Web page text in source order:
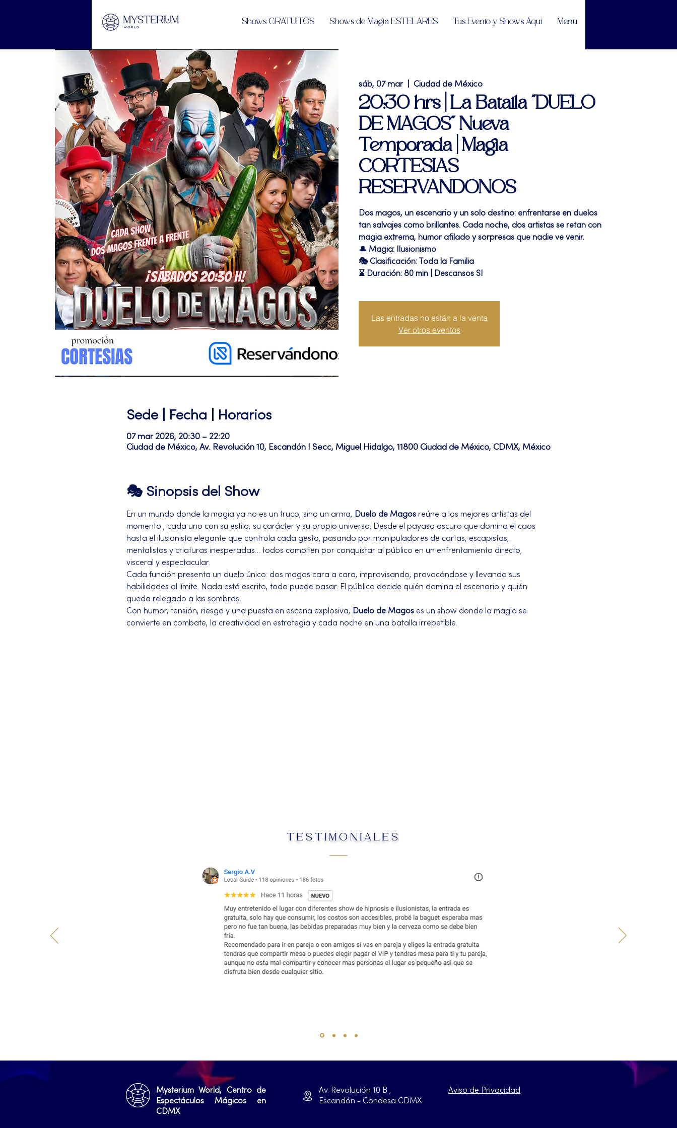
Shows GRATUITOS Shows de Magia ESTELARES Tus Evento y Shows Aquí Menú
sáb, 07 mar
  |
Ciudad de México
20:30 hrs | La Batalla "DUELO
DE MAGOS" Nueva
Temporada | Magia
CORTESIAS
RESERVANDONOS
Dos magos, un escenario y un solo destino: enfrentarse en duelos
tan salvajes como brillantes. Cada noche, dos artistas se retan con
magia extrema, humor afilado y sorpresas que nadie ve venir.
🎩 Magia: Ilusionismo
🎭 Clasificación: Toda la Familia
⌛ Duración: 80 min | Descansos SI
Las entradas no están a la venta
Ver otros eventos
Sede | Fecha | Horarios
07 mar 2026, 20:30 – 22:20
Ciudad de México, Av. Revolución 10, Escandón I Secc, Miguel Hidalgo, 11800 Ciudad de México, CDMX, México
🎭 Sinopsis del Show
En un mundo donde la magia ya no es un truco, sino un arma, Duelo de Magos reúne a los mejores artistas del
momento , cada uno con su estilo, su carácter y su propio universo. Desde el payaso oscuro que domina el caos
hasta el ilusionista elegante que controla cada gesto, pasando por manipuladores de cartas, escapistas,
mentalistas y criaturas inesperadas… todos compiten por conquistar al público en un enfrentamiento directo,
visceral y espectacular.
Cada función presenta un duelo único: dos magos cara a cara, improvisando, provocándose y llevando sus
habilidades al límite. Nada está escrito, todo puede pasar. El público decide quién domina el escenario y quién
queda relegado a las sombras.
Con humor, tensión, riesgo y una puesta en escena explosiva, Duelo de Magos es un show donde la magia se
convierte en combate, la creatividad en estrategia y cada noche en una batalla irrepetible.
TESTIMONIALES
Mysterium World, Centro de
Espectáculos Mágicos en
CDMX
Av. Revolución 10 B ,
Escandón - Condesa CDMX
Aviso de Privacidad